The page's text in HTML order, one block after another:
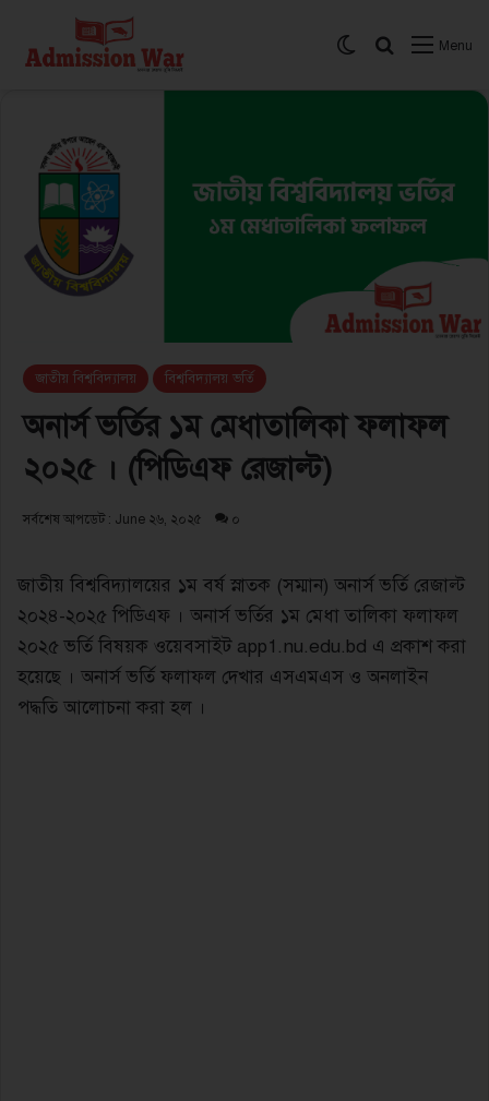
Menu
সার্চ করুন
Switch skin
জাতীয় বিশ্ববিদ্যালয় বিশ্ববিদ্যালয় ভর্তি
অনার্স ভর্তির ১ম মেধাতালিকা ফলাফল
২০২৫ । (পিডিএফ রেজাল্ট)
সর্বশেষ আপডেট : June ২৬, ২০২৫ ০
জাতীয় বিশ্ববিদ্যালয়ের ১ম বর্ষ স্নাতক (সম্মান) অনার্স ভর্তি রেজাল্ট
২০২৪-২০২৫ পিডিএফ । অনার্স ভর্তির ১ম মেধা তালিকা ফলাফল
২০২৫ ভর্তি বিষয়ক ওয়েবসাইট app1.nu.edu.bd এ প্রকাশ করা
হয়েছে । অনার্স ভর্তি ফলাফল দেখার এসএমএস ও অনলাইন
পদ্ধতি আলোচনা করা হল ।